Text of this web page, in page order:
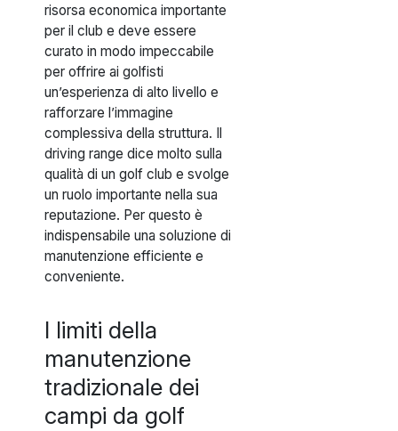
risorsa economica importante
per il club e deve essere
curato in modo impeccabile
per offrire ai golfisti
un’esperienza di alto livello e
rafforzare l’immagine
complessiva della struttura. Il
driving range dice molto sulla
qualità di un golf club e svolge
un ruolo importante nella sua
reputazione. Per questo è
indispensabile una soluzione di
manutenzione efficiente e
conveniente.
I limiti della
manutenzione
tradizionale dei
campi da golf